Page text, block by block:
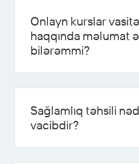
Onlayn kurslar
haqqında məlumat
bilərəmmi?
Sağlamlıq təhsili
vacibdir?